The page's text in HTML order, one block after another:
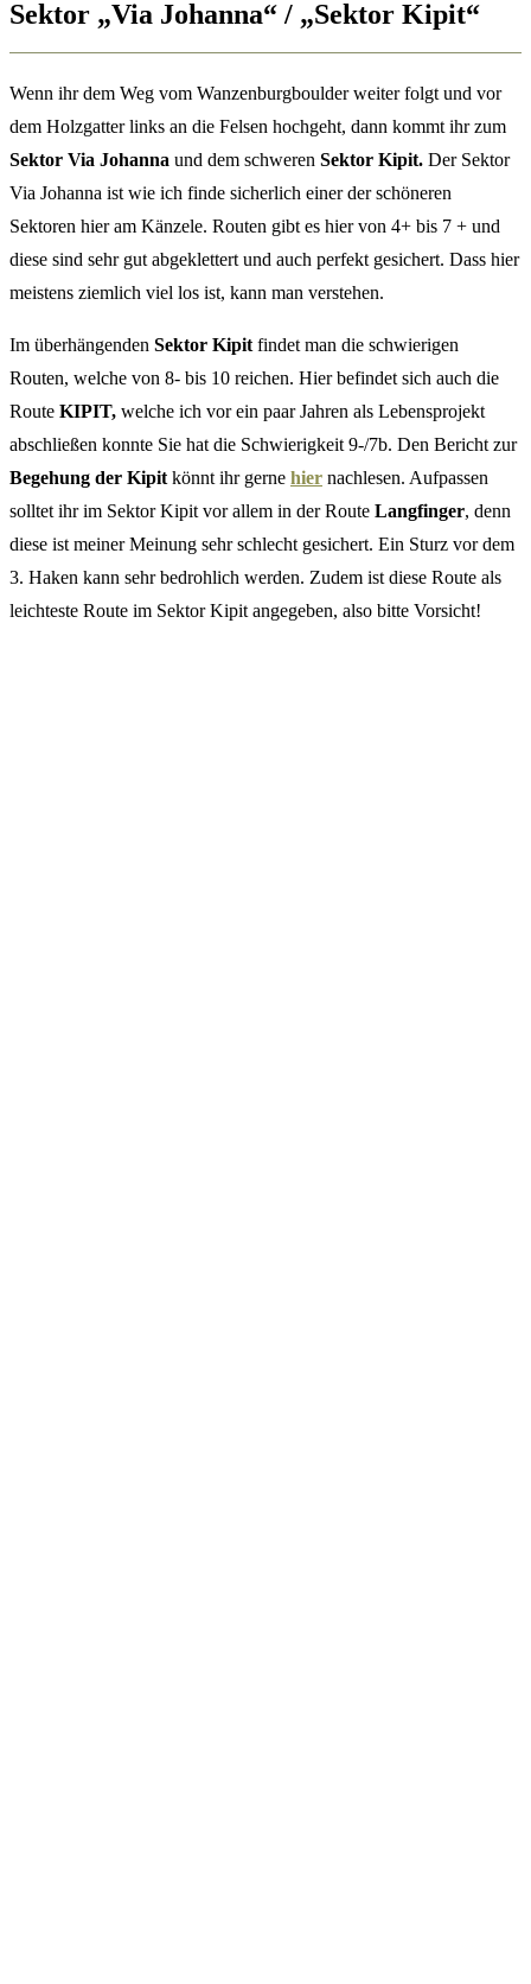
Sektor „Via Johanna“ / „Sektor Kipit“
Wenn ihr dem Weg vom Wanzenburgboulder weiter folgt und vor
dem Holzgatter links an die Felsen hochgeht, dann kommt ihr zum
Sektor Via Johanna und dem schweren Sektor Kipit. Der Sektor
Via Johanna ist wie ich finde sicherlich einer der schöneren
Sektoren hier am Känzele. Routen gibt es hier von 4+ bis 7 + und
diese sind sehr gut abgeklettert und auch perfekt gesichert. Dass hier
meistens ziemlich viel los ist, kann man verstehen.
Im überhängenden Sektor Kipit findet man die schwierigen
Routen, welche von 8- bis 10 reichen. Hier befindet sich auch die
Route KIPIT, welche ich vor ein paar Jahren als Lebensprojekt
abschließen konnte Sie hat die Schwierigkeit 9-/7b. Den Bericht zur
Begehung der Kipit könnt ihr gerne hier nachlesen. Aufpassen
solltet ihr im Sektor Kipit vor allem in der Route Langfinger, denn
diese ist meiner Meinung sehr schlecht gesichert. Ein Sturz vor dem
3. Haken kann sehr bedrohlich werden. Zudem ist diese Route als
leichteste Route im Sektor Kipit angegeben, also bitte Vorsicht!